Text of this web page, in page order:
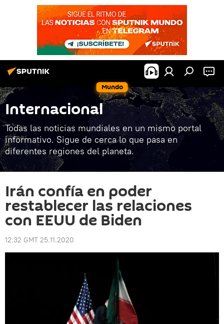
Mundo
Internacional
Todas las noticias mundiales en un mismo portal
informativo. Sigue de cerca lo que pasa en
diferentes regiones del planeta.
Irán confía en poder
restablecer las relaciones
con EEUU de Biden
12:32 GMT 25.11.2020